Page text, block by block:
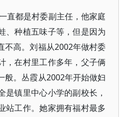
直都是村委副主任，他家庭
、种植五味子等，但是因为
不高。刘福从2002年做村委
，在村里工作多年，父子俩
般。丛霞从2002年开始做妇
是镇里中心小学的副校长，
站工作。她家拥有福村最多